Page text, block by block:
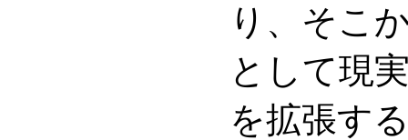
り、そこ
として現
を拡張す